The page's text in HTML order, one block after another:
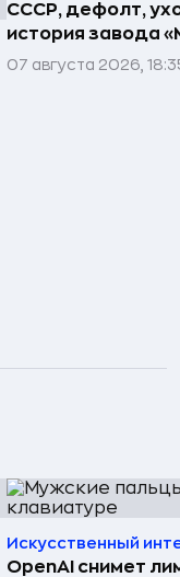
СССР, дефолт,
история завода
07 августа 2026,
Искусственный
OpenAI снимет